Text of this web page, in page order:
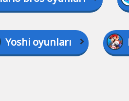
Yoshi oyunları